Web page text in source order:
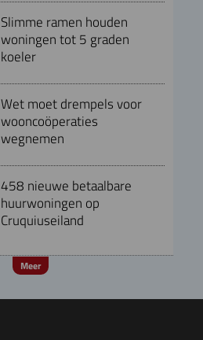
Slimme ramen houden
woningen tot 5 graden
koeler
Wet moet drempels voor
wooncoöperaties
wegnemen
458 nieuwe betaalbare
huurwoningen op
Cruquiuseiland
Meer